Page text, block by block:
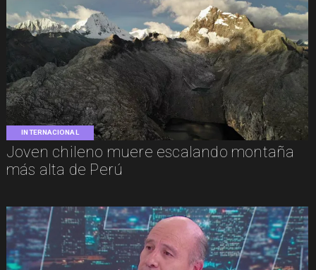
INTERNACIONAL
Joven chileno muere escalando montaña
más alta de Perú